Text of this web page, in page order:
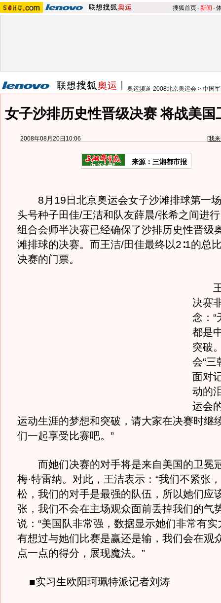
搜狐首页-新闻 -
奥运频道-2008北京奥运会 > 中国
女子沙排历史性晋级决赛 将战美国
2008年08月20日10:06 [我
来源：三湘都市报
8月19日北京奥运会女子沙滩排球第一场
头号种子田佳/王洁和队友薛晨/张希之间进
组合会师半决赛已经确保了沙排历史性晋级
滩排球的决赛。而王洁/田佳最终以2∶1的总
决赛的门票。
王
决赛
念：“
都是
突破
会“三
面对
动的
运会
运动生涯的梦想和突破，请大家在决赛时继
们一起享受比赛吧。”
而她们决赛的对手将是来自美国的卫冕
梅·特雷纳。对此，王洁表示：“我们不紧张
松，我们的对手是最强的队伍，所以她们应
张，我们不会在主场观众面前丢掉我们的气
说：“美国队非常强，数据显示她们非常有
有想过与她们比赛是赢还是输，我们会在观
点一点的得分，展现魔法。”
■实习生欧阳珂珮特派记者刘涛